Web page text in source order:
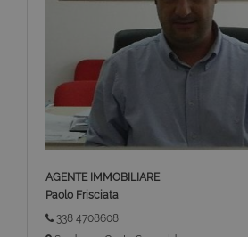
AGENTE IMMOBILIARE
Paolo Frisciata
338 4708608